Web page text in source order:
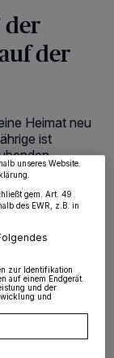
der
der
Heimat neu
ist
und bunte
aus
zu. Durch Auswahl
und unsere
und Anzeigen
Menü jederzeit
Einwilligung zu
am unteren
unseres Website.
gem. Art. 49
des EWR, z.B. in
zur Identifikation
auf einem Endgerät.
und der
und